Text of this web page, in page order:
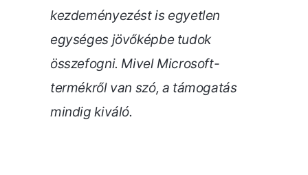
kezdeményezést is egyetlen
egységes jövőképbe tudok
összefogni. Mivel Microsoft-
termékről van szó, a támogatás
mindig kiváló.